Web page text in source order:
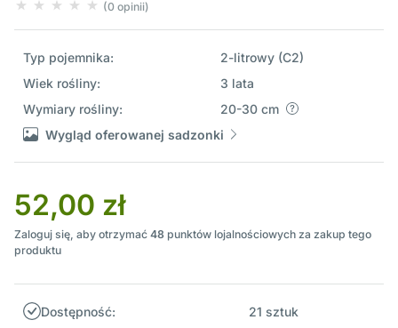
(0 opinii)
Typ pojemnika:
2-litrowy (C2)
Wiek rośliny:
3 lata
Wymiary rośliny:
20-30 cm
Wygląd oferowanej sadzonki
52,00 zł
Zaloguj się, aby otrzymać 48 punktów lojalnościowych za zakup tego
produktu
Dostępność:
21 sztuk